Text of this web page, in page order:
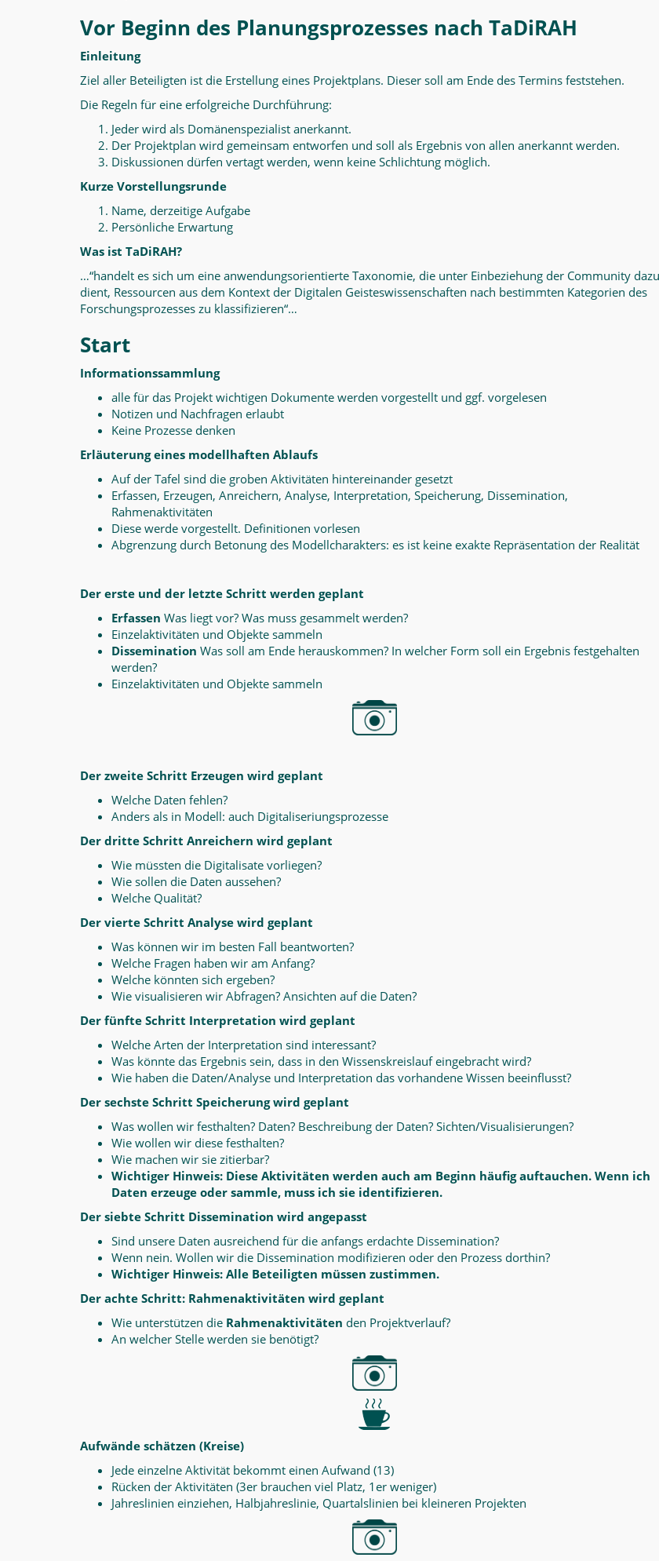
Vor Beginn des Planungsprozesses nach TaDiRAH
Einleitung
Ziel aller Beteiligten ist die Erstellung eines Projektplans. Dieser soll am Ende des Termins feststehen.
Die Regeln für eine erfolgreiche Durchführung:
Jeder wird als Domänenspezialist anerkannt.
Der Projektplan wird gemeinsam entworfen und soll als Ergebnis von allen anerkannt werden.
Diskussionen dürfen vertagt werden, wenn keine Schlichtung möglich.
Kurze Vorstellungsrunde
Name, derzeitige Aufgabe
Persönliche Erwartung
Was ist TaDiRAH?
…“handelt es sich um eine anwendungsorientierte Taxonomie, die unter Einbeziehung der Community dazu
dient, Ressourcen aus dem Kontext der Digitalen Geisteswissenschaften nach bestimmten Kategorien des
Forschungsprozesses zu klassifizieren“…
Start
Informationssammlung
alle für das Projekt wichtigen Dokumente werden vorgestellt und ggf. vorgelesen
Notizen und Nachfragen erlaubt
Keine Prozesse denken
Erläuterung eines modellhaften Ablaufs
Auf der Tafel sind die groben Aktivitäten hintereinander gesetzt
Erfassen, Erzeugen, Anreichern, Analyse, Interpretation, Speicherung, Dissemination,
Rahmenaktivitäten
Diese werde vorgestellt. Definitionen vorlesen
Abgrenzung durch Betonung des Modellcharakters: es ist keine exakte Repräsentation der Realität
Der erste und der letzte Schritt werden geplant
Erfassen Was liegt vor? Was muss gesammelt werden?
Einzelaktivitäten und Objekte sammeln
Dissemination Was soll am Ende herauskommen? In welcher Form soll ein Ergebnis festgehalten
werden?
Einzelaktivitäten und Objekte sammeln
Der zweite Schritt Erzeugen wird geplant
Welche Daten fehlen?
Anders als in Modell: auch Digitaliseriungsprozesse
Der dritte Schritt Anreichern wird geplant
Wie müssten die Digitalisate vorliegen?
Wie sollen die Daten aussehen?
Welche Qualität?
Der vierte Schritt Analyse wird geplant
Was können wir im besten Fall beantworten?
Welche Fragen haben wir am Anfang?
Welche könnten sich ergeben?
Wie visualisieren wir Abfragen? Ansichten auf die Daten?
Der fünfte Schritt Interpretation wird geplant
Welche Arten der Interpretation sind interessant?
Was könnte das Ergebnis sein, dass in den Wissenskreislauf eingebracht wird?
Wie haben die Daten/Analyse und Interpretation das vorhandene Wissen beeinflusst?
Der sechste Schritt Speicherung wird geplant
Was wollen wir festhalten? Daten? Beschreibung der Daten? Sichten/Visualisierungen?
Wie wollen wir diese festhalten?
Wie machen wir sie zitierbar?
Wichtiger Hinweis: Diese Aktivitäten werden auch am Beginn häufig auftauchen. Wenn ich
Daten erzeuge oder sammle, muss ich sie identifizieren.
Der siebte Schritt Dissemination wird angepasst
Sind unsere Daten ausreichend für die anfangs erdachte Dissemination?
Wenn nein. Wollen wir die Dissemination modifizieren oder den Prozess dorthin?
Wichtiger Hinweis: Alle Beteiligten müssen zustimmen.
Der achte Schritt: Rahmenaktivitäten wird geplant
Wie unterstützen die Rahmenaktivitäten den Projektverlauf?
An welcher Stelle werden sie benötigt?
Aufwände schätzen (Kreise)
Jede einzelne Aktivität bekommt einen Aufwand (13)
Rücken der Aktivitäten (3er brauchen viel Platz, 1er weniger)
Jahreslinien einziehen, Halbjahreslinie, Quartalslinien bei kleineren Projekten